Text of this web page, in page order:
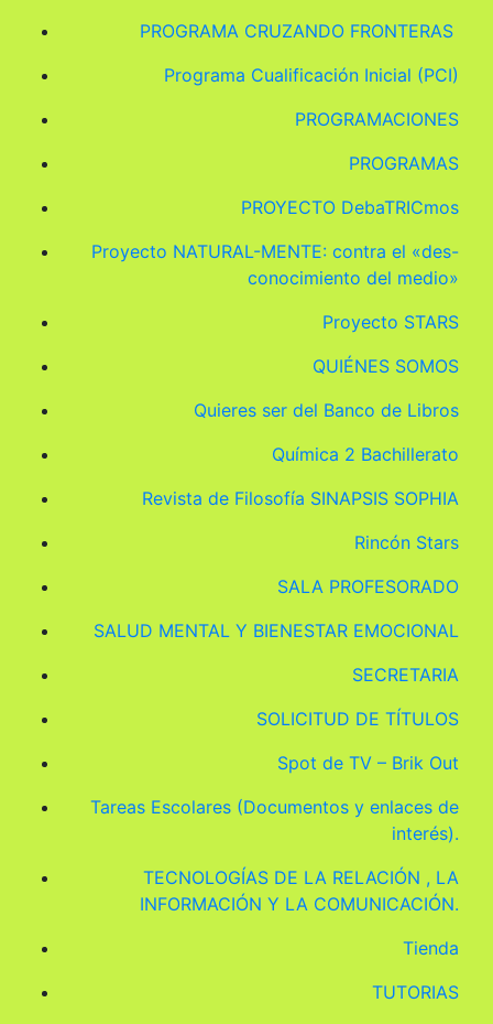
PROGRAMA CRUZANDO FRONTERAS
Programa Cualificación Inicial (PCI)
PROGRAMACIONES
PROGRAMAS
PROYECTO DebaTRICmos
Proyecto NATURAL-MENTE: contra el «des-
conocimiento del medio»
Proyecto STARS
QUIÉNES SOMOS
Quieres ser del Banco de Libros
Química 2 Bachillerato
Revista de Filosofía SINAPSIS SOPHIA
Rincón Stars
SALA PROFESORADO
SALUD MENTAL Y BIENESTAR EMOCIONAL
SECRETARIA
SOLICITUD DE TÍTULOS
Spot de TV – Brik Out
Tareas Escolares (Documentos y enlaces de
interés).
TECNOLOGÍAS DE LA RELACIÓN , LA
INFORMACIÓN Y LA COMUNICACIÓN.
Tienda
TUTORIAS